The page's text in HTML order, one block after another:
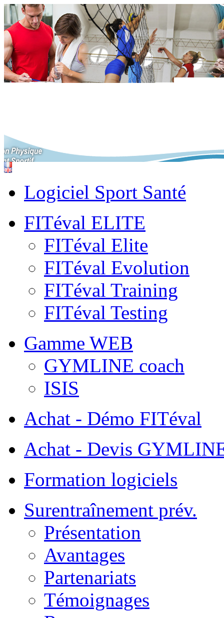
Logiciel Sport Santé
FITéval ELITE
FITéval Elite
FITéval Evolution
FITéval Training
FITéval Testing
Gamme WEB
GYMLINE coach
ISIS
Achat - Démo FITéval
Achat - Devis
Formation logiciels
Surentraînement prév.
Présentation
Avantages
Partenariats
Témoignages